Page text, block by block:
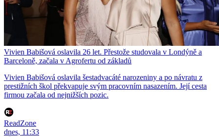
Vivien Babišová oslavila 26 let. Přestože studovala v Londýně a
Barceloně, začala v Agrofertu od základů
Vivien Babišová oslavila šestadvacáté narozeniny a po návratu z
prestižních škol překvapuje svým pracovním nasazením. Její cesta
firmou začala od nejnižších pozic.
ReadZone
dnes, 11:33